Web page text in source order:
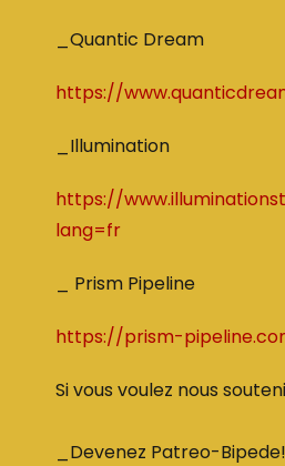
_Quantic Dream
https://
_Illumination
https://
lang=fr
_ Prism Pipeline
https://prism-
Si vous voulez nous
_Devenez Patreo-